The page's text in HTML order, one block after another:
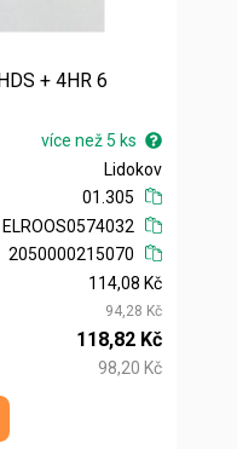
+ 4HR 6
více než 5 ks
Lidokov
01.305
ELROOS0574032
2050000215070
114,08 Kč
94,28 Kč
118,82 Kč
98,20 Kč
do košíku